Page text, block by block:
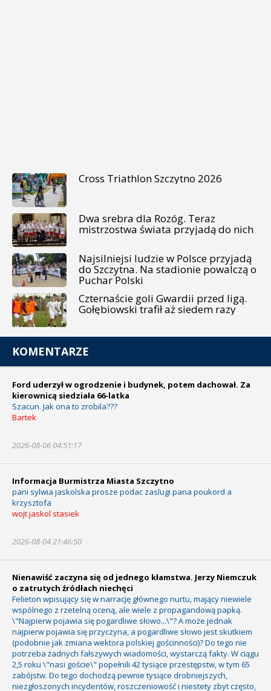
Cross Triathlon Szczytno 2026
Dwa srebra dla Rozóg. Teraz
mistrzostwa świata przyjadą do nich
Najsilniejsi ludzie w Polsce przyjadą
do Szczytna. Na stadionie powalczą o
Puchar Polski
Czternaście goli Gwardii przed ligą.
Gołębiowski trafił aż siedem razy
KOMENTARZE
Ford uderzył w ogrodzenie i budynek, potem dachował. Za
kierownicą siedziała 66-latka
Szacun. Jak ona to zrobila???
Bartek
2026-08-06 04:51:17
Informacja Burmistrza Miasta Szczytno
pani sylwia jaskolska prosze podac zaslugi pana poukord a
krzysztofa
wojt jaskol stasiek
2026-08-04 21:46:50
Nienawiść zaczyna się od jednego kłamstwa. Jerzy Niemczuk
o zatrutych źródłach niechęci
Felieton wpisujący się w narrację głównego nurtu, mający niewiele
wspólnego z rzetelną oceną, ale wiele z propagandową papką.
\"Najpierw pojawia się pogardliwe słowo...\"? A może jednak
najpierw pojawia się przyczyna, a pogardliwe słowo jest skutkiem
(podobnie jak zmiana wektora polskiej gościnności)? Do tego nie
potrzeba żadnych fałszywych wiadomości, wystarczą fakty. W ciągu
2,5 roku \"nasi goście\" popełnili 42 tysiące przestępstw, w tym 65
zabójstw. Do tego dochodzą pewnie tysiące drobniejszych,
niezgłoszonych incydentów, roszczeniowość i niestety zbyt często,